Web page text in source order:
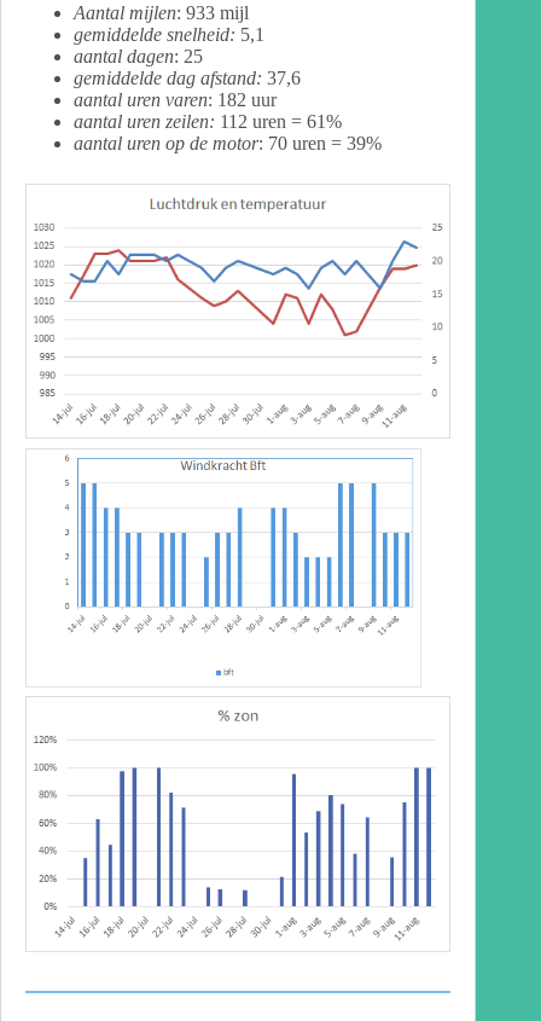
Aantal mijlen: 933 mijl
gemiddelde snelheid: 5,1
aantal dagen: 25
gemiddelde dag afstand: 37,6
aantal uren varen: 182 uur
aantal uren zeilen: 112 uren = 61%
aantal uren op de motor: 70 uren = 39%